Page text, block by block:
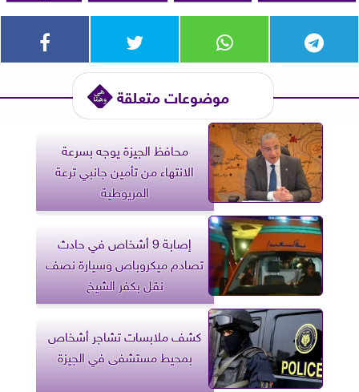
موضوعات متعلقة
محافظ الجيزة يوجه بسرعة
الانتهاء من تأمين جانبي ترعة
المريوطية
إصابة 9 أشخاص في حادث
تصادم ميكروباص وسيارة نصف
نقل بكفر الشيخ
كشف ملابسات تشاجر أشخاص
بمحيط مستشفى في الجيزة